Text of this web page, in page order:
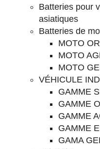
Batteries pour
asiatiques
Batteries de
MOTO
MOTO
MOTO
VÉHICULE
GAMME
GAMME
GAMME
GAMME
GAMA